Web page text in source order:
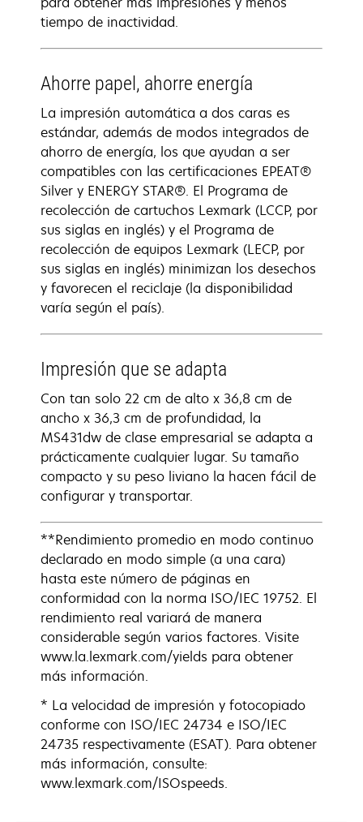
tiempo de inactividad.
Ahorre papel, ahorre energía
La impresión automática a dos caras es
estándar, además de modos integrados de
ahorro de energía, los que ayudan a ser
compatibles con las certificaciones EPEAT®
Silver y ENERGY STAR®. El Programa de
recolección de cartuchos Lexmark (LCCP, por
sus siglas en inglés) y el Programa de
recolección de equipos Lexmark (LECP, por
sus siglas en inglés) minimizan los desechos
y favorecen el reciclaje (la disponibilidad
varía según el país).
Impresión que se adapta
Con tan solo 22 cm de alto x 36,8 cm de
ancho x 36,3 cm de profundidad, la
MS431dw de clase empresarial se adapta a
prácticamente cualquier lugar. Su tamaño
compacto y su peso liviano la hacen fácil de
configurar y transportar.
**Rendimiento promedio en modo continuo
declarado en modo simple (a una cara)
hasta este número de páginas en
conformidad con la norma ISO/IEC 19752. El
rendimiento real variará de manera
considerable según varios factores. Visite
www.la.lexmark.com/yields para obtener
más información.
* La velocidad de impresión y fotocopiado
conforme con ISO/IEC 24734 e ISO/IEC
24735 respectivamente (ESAT). Para obtener
más información, consulte:
www.lexmark.com/ISOspeeds.